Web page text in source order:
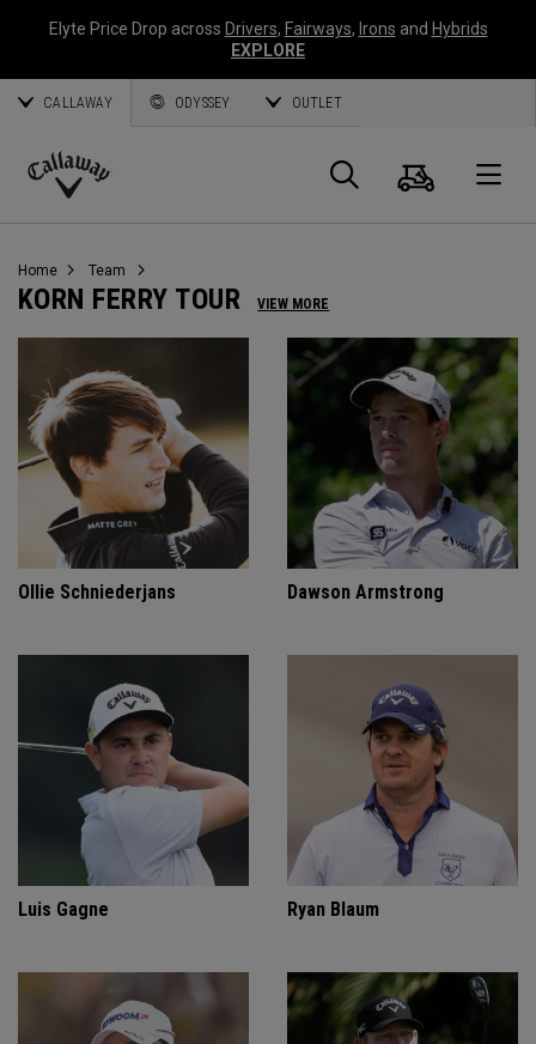
Elyte Price Drop across Drivers, Fairways, Irons and Hybrids
EXPLORE
CALLAWAY ODYSSEY OUTLET
Callaway
Panier
Home Team
KORN FERRY TOUR VIEW MORE
Ollie Schniederjans Dawson Armstrong
Luis Gagne Ryan Blaum